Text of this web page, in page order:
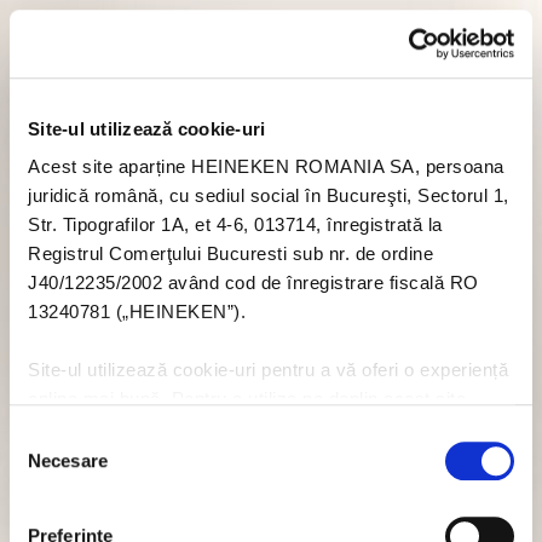
Site-ul utilizează cookie-uri
Acest site aparține HEINEKEN ROMANIA SA, persoana
juridică română, cu sediul social în Bucureşti, Sectorul 1,
Str. Tipografilor 1A, et 4-6, 013714, înregistrată la
Registrul Comerţului Bucuresti sub nr. de ordine
J40/12235/2002 având cod de înregistrare fiscală RO
13240781 („HEINEKEN”).
Site-ul utilizează cookie-uri pentru a vă oferi o experiență
acceptați cookie-uri în legătură cu utilizarea acestui site
nu trebuie să acceptați cookie-uri prin intermediul banner-
ului pop-up, sau puteți să dezactivați cookie-urile - dar
consimțământului
Necesare
Preferinţe